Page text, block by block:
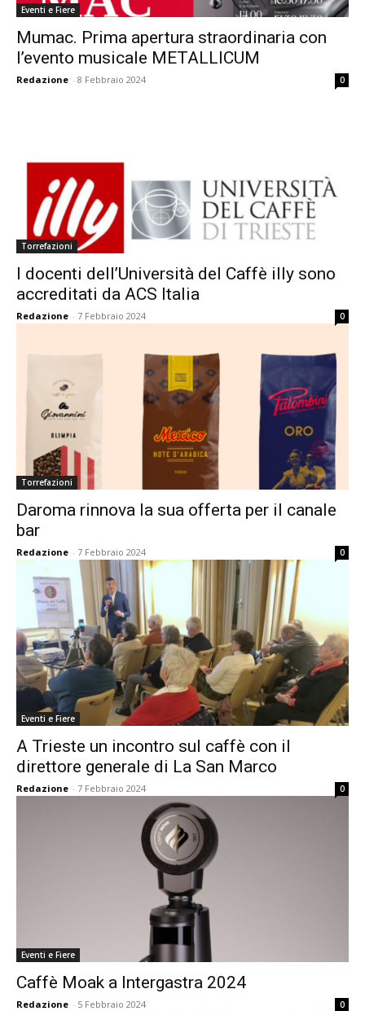
Eventi e Fiere
Mumac. Prima apertura straordinaria con
l’evento musicale METALLICUM
Redazione - 8 Febbraio 2024 0
Torrefazioni
I docenti dell’Università del Caffè illy sono
accreditati da ACS Italia
Redazione - 7 Febbraio 2024 0
Torrefazioni
Daroma rinnova la sua offerta per il canale
bar
Redazione - 7 Febbraio 2024 0
Eventi e Fiere
A Trieste un incontro sul caffè con il
direttore generale di La San Marco
Redazione - 7 Febbraio 2024 0
Eventi e Fiere
Caffè Moak a Intergastra 2024
Redazione - 5 Febbraio 2024 0